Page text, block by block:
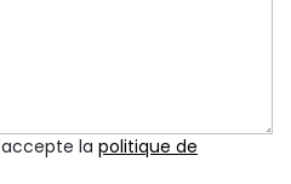
la politique de